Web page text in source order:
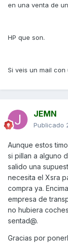
en una venta de
HP que son.
Si veis un mail
JEMN
Publicado
Aunque estos
si pillan a alguno
salido una
necesita el Xsra
compra ya.
empresa de
no hubiera
sentad@.
Gracias por